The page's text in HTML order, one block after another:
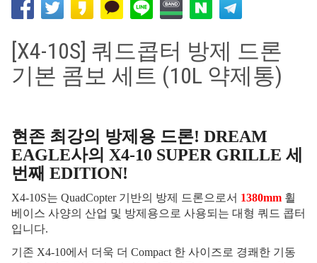
[X4-10S] 쿼드콥터 방제 드론
기본 콤보 세트 (10L 약제통)
현존 최강의 방제용 드론! DREAM
EAGLE사의 X4-10 SUPER GRILLE 세
번째 EDITION!
X4-10S는 QuadCopter 기반의 방제 드론으로서 1380mm 휠
베이스 사양의 산업 및 방제용으로 사용되는 대형 쿼드 콥터
입니다.
기존 X4-10에서 더욱 더 Compact 한 사이즈로 경쾌한 기동